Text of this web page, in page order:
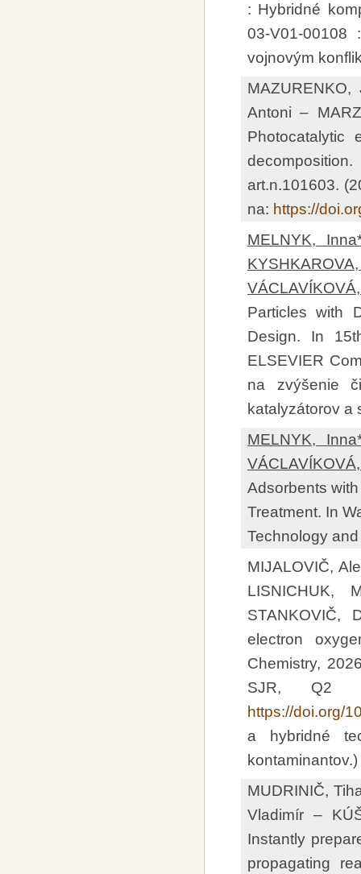
: Hybridné
03-V01-00108
vojnovým
Antoni –
Photocatalytic
art.n.101603.
na: https://
MELNYK,
Particles with
Design. In
ELSEVIER
na zvýšenie
katalyzátorov a
MELNYK,
Adsorbents
Treatment. In
Technology
MIJALOVIČ,
STANKOVIČ,
electron
Chemistry,
SJR, Q2
https://doi.org/
a hybridné
MUDRINIČ,
Vladimír –
Instantly
propagating